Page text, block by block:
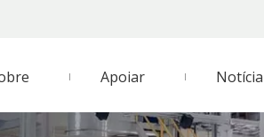
Apoiar Notícia